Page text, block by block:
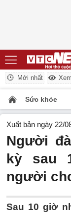
Mới nhất
Sức khỏe
Xuất bản ngày 22/
Người
kỳ sau
người
Sau 10 giờ